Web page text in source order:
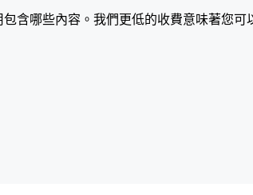
含哪些內容。我們更低的收費意味著您可